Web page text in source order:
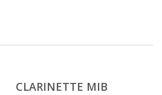
CLARINETTE MIB